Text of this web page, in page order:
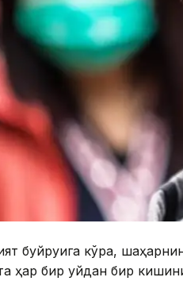
буйруғига кўра,
ҳар бир уйдан бир